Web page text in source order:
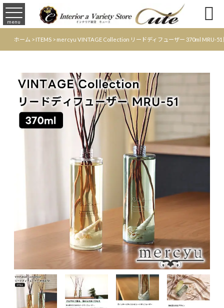
menu 
ホーム >ITEMS >mercyu VINTAGE Collection リードディフューザー 370ml MRU-51